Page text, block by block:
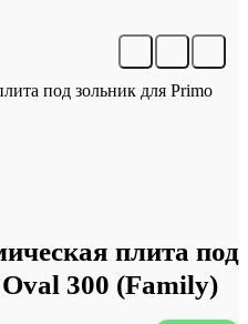
плита под
300 (Family)